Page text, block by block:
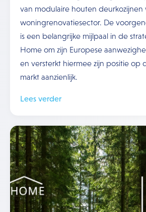
van modulaire houten deurkozijnen
woningrenovatiesector. De
is een belangrijke mijlpaal in de
Home om zijn Europese
en versterkt hiermee zijn positie op
markt aanzienlijk.
Lees verder